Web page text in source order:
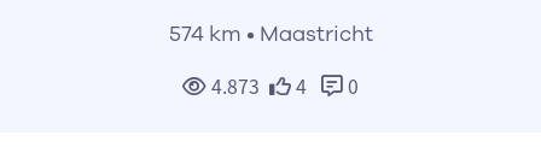
574 km • Maastricht
4.873 4 0